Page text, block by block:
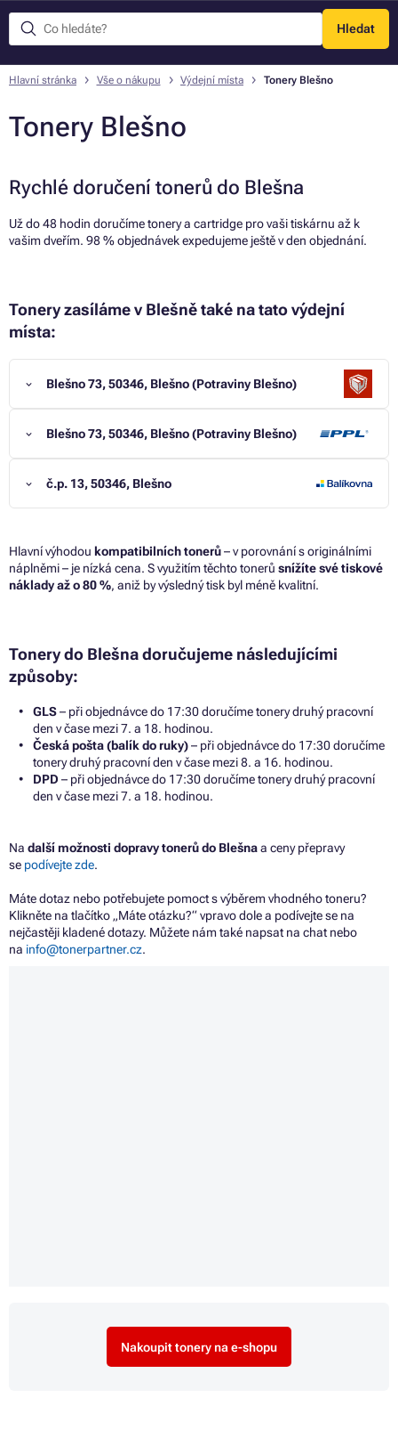
Hledat
Menu
Hlavní stránka Vše o nákupu Výdejní místa Tonery Blešno
Tonery Blešno
Rychlé doručení tonerů do Blešna
Už do 48 hodin doručíme tonery a cartridge pro vaši tiskárnu až k
vašim dveřím. 98 % objednávek expedujeme ještě v den objednání.
Tonery zasíláme v Blešně také na tato výdejní
místa:
Blešno 73, 50346, Blešno (Potraviny Blešno)
Blešno 73, 50346, Blešno (Potraviny Blešno)
č.p. 13, 50346, Blešno
Hlavní výhodou kompatibilních tonerů– v porovnání s originálními
náplněmi – je nízká cena. S využitím těchto tonerů snížíte své tiskové
náklady až o 80 %, aniž by výsledný tisk byl méně kvalitní.
Tonery do Blešna doručujeme následujícími
způsoby:
GLS– při objednávce do 17:30 doručíme tonery druhý pracovní
den v čase mezi 7. a 18. hodinou.
Česká pošta (balík do ruky)– při objednávce do 17:30 doručíme
tonery druhý pracovní den v čase mezi 8. a 16. hodinou.
DPD – při objednávce do 17:30 doručíme tonery druhý pracovní
den v čase mezi 7. a 18. hodinou.
Na další možnosti dopravy tonerů do Blešnaa ceny přepravy
se podívejte zde.
Máte dotaz nebo potřebujete pomoct s výběrem vhodného toneru?
Klikněte na tlačítko „Máte otázku?“ vpravo dole a podívejte se na
nejčastěji kladené dotazy. Můžete nám také napsat na chat nebo
na info@tonerpartner.cz.
Nakoupit tonery na e-shopu